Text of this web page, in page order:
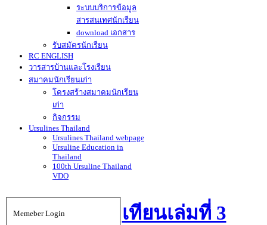
ระบบบริการข้อมูล
สารสนเทศนักเรียน
download เอกสาร
รับสมัครนักเรียน
RC ENGLISH
วารสารบ้านและโรงเรียน
สมาคมนักเรียนเก่า
โครงสร้างสมาคมนักเรียน
เก่า
กิจกรรม
Ursulines Thailand
Ursulines Thailand webpage
Ursuline Education in
Thailand
100th Ursuline Thailand
VDO
Memeber Login
เทียนเล่มที่ 3